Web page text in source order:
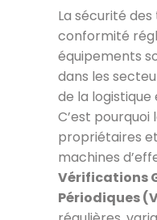
La sécurité
conformité
équipements
dans les
de la logistique
C’est pourquoi
propriétaires
machines
Vérifications
Périodiques